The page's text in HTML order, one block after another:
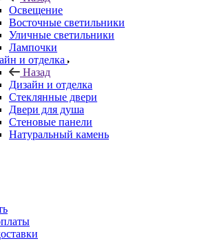
Освещение
Восточные светильники
Уличные светильники
Лампочки
и отделка
Назад
Дизайн и отделка
Стеклянные двери
Двери для душа
Стеновые панели
Натуральный камень